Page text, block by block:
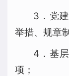
3．党
举措、规章
4．基
项；